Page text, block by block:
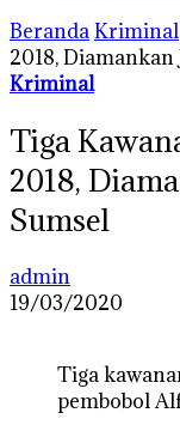
BerandaKriminal
2018, Diamankan
Kriminal
Tiga
2018,
Sumsel
admin
19/03/2020
Tiga
pembobol